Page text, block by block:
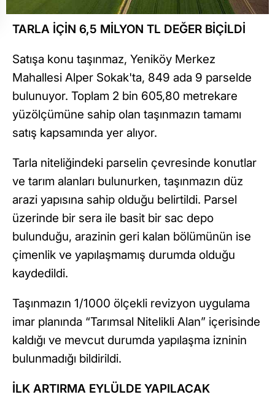
TARLA İÇİN 6,5 MİLYON TL DEĞER BİÇİLDİ
Satışa konu taşınmaz, Yeniköy Merkez
Mahallesi Alper Sokak'ta, 849 ada 9 parselde
bulunuyor. Toplam 2 bin 605,80 metrekare
yüzölçümüne sahip olan taşınmazın tamamı
satış kapsamında yer alıyor.
Tarla niteliğindeki parselin çevresinde konutlar
ve tarım alanları bulunurken, taşınmazın düz
arazi yapısına sahip olduğu belirtildi. Parsel
üzerinde bir sera ile basit bir sac depo
bulunduğu, arazinin geri kalan bölümünün ise
çimenlik ve yapılaşmamış durumda olduğu
kaydedildi.
Taşınmazın 1/1000 ölçekli revizyon uygulama
imar planında “Tarımsal Nitelikli Alan” içerisinde
kaldığı ve mevcut durumda yapılaşma izninin
bulunmadığı bildirildi.
İLK ARTIRMA EYLÜLDE YAPILACAK